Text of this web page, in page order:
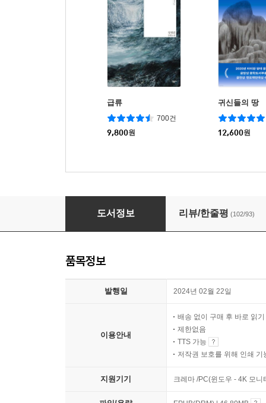
급류
700건
9,800원
귀신들의 땅
12,600원
직장 상사 악령 퇴치부
도서정보 리뷰/한줄평 (102/93)
품목정보
발행일 2024년 02월 22일
이용안내
배송 없이 구매 후 바로 읽기
제한없음
TTS 가능
저작권 보호를 위해 인쇄 기
지원기기 크레마 /PC(윈도우 - 4K 모